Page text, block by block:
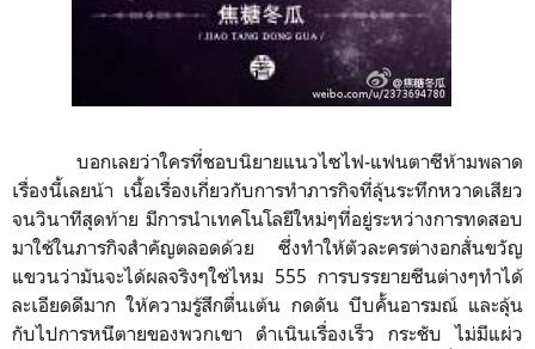
บอกเลยว่าใครที่ชอบนิยายแนวไซไฟ-แฟนตาซีห้ามพลาด
เรื่องนี้เลยน้า เนื้อเรื่องเกี่ยวกับการทำภารกิจที่ลุ้นระทึกหวาดเสียว
จนวินาทีสุดท้าย มีการนำเทคโนโลยีใหม่ๆที่อยู่ระหว่างการทดสอบ
มาใช้ในภารกิจสำคัญตลอดด้วย ซึ่งทำให้ตัวละครต่างอกสั่นขวัญ
แขวนว่ามันจะได้ผลจริงๆใช่ไหม 555 การบรรยายซีนต่างๆทำได้
ละเอียดดีมาก ให้ความรู้สึกตื่นเต้น กดดัน บีบคั้นอารมณ์ และลุ้น
กับไปการหนีตายของพวกเขา ดำเนินเรื่องเร็ว กระชับ ไม่มีแผ่ว